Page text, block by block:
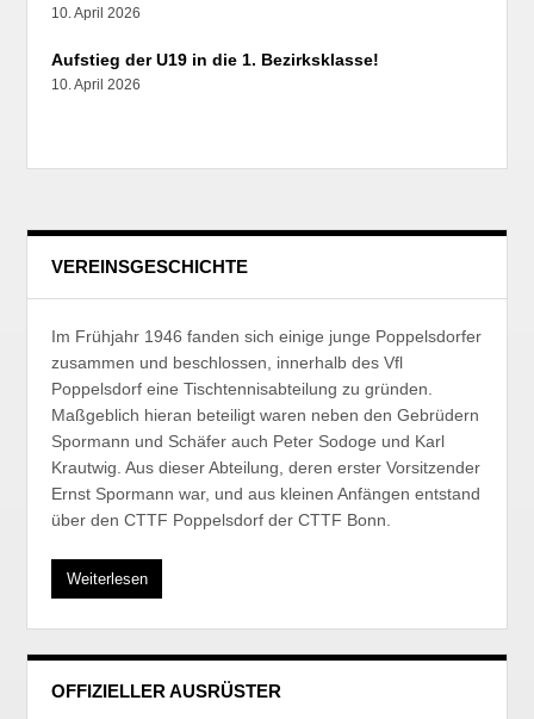
10. April 2026
Aufstieg der U19 in die 1. Bezirksklasse!
10. April 2026
VEREINSGESCHICHTE
Im Frühjahr 1946 fanden sich einige junge Poppelsdorfer
zusammen und beschlossen, innerhalb des Vfl
Poppelsdorf eine Tischtennisabteilung zu gründen.
Maßgeblich hieran beteiligt waren neben den Gebrüdern
Spormann und Schäfer auch Peter Sodoge und Karl
Krautwig. Aus dieser Abteilung, deren erster Vorsitzender
Ernst Spormann war, und aus kleinen Anfängen entstand
über den CTTF Poppelsdorf der CTTF Bonn.
Weiterlesen
OFFIZIELLER AUSRÜSTER